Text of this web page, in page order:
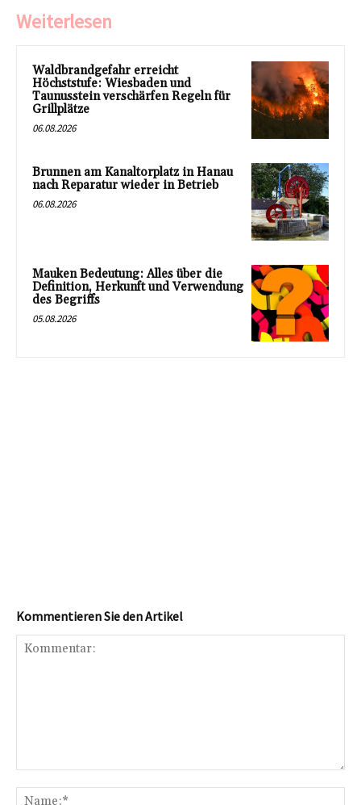
Weiterlesen
Waldbrandgefahr erreicht
Höchststufe: Wiesbaden und
Taunusstein verschärfen Regeln für
Grillplätze
06.08.2026
Brunnen am Kanaltorplatz in Hanau
nach Reparatur wieder in Betrieb
06.08.2026
Mauken Bedeutung: Alles über die
Definition, Herkunft und Verwendung
des Begriffs
05.08.2026
Kommentieren Sie den Artikel